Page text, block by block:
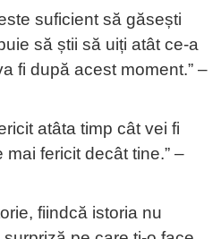
suficient să găsești
să știi să uiți atât ce-a
fi după acest moment.” –
atâta timp cât vei fi
fericit decât tine.” –
fiindcă istoria nu